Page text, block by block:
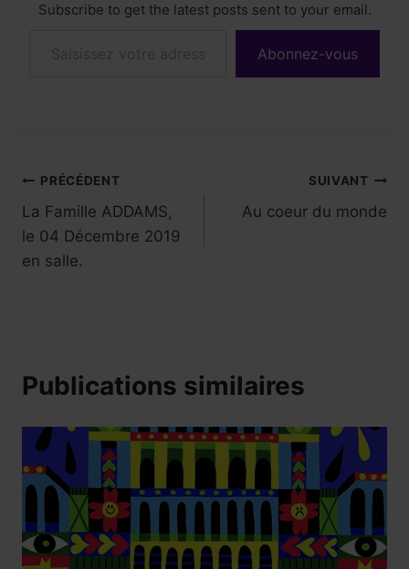
Subscribe to get the latest posts sent to your email.
Abonnez-vous
Navigation
de
l’article
PRÉCÉDENT
La Famille ADDAMS,
le 04 Décembre 2019
en salle.
SUIVANT
Au coeur du monde
Publications similaires